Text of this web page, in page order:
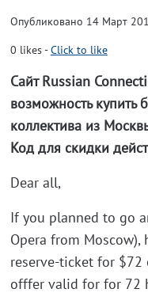
Опубликовано 14 Март
0 likes-Click to like
Сайт Russian
возможность купить
коллектива из
Код для скидки
Dear all,
If you planned to go
Opera from Moscow),
reserve-ticket for $72
offfer valid for for 72